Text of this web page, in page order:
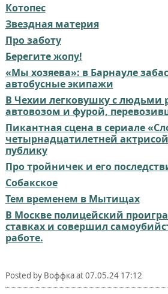
Котопес
Звездная материя
Про заботу
Берегите жопу!
«Мы хозяева»: в Барнауле
автобусные экипажи
В Чехии легковушку с людьми
автовозом и фурой,
Пикантная сцена в сериале
четырнадцатилетней
публику
Про тройничек и его
Собакское⁠⁠
Тем временем в Мытищах⁠⁠
В Москве полицейский
ставках и совершил
работе.
Posted by Воффкаat07.05.24 17:12